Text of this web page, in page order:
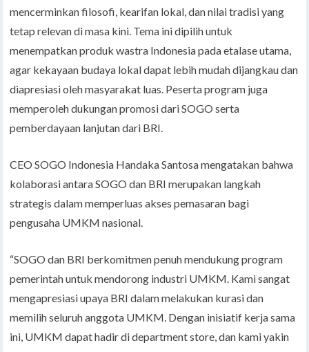
mencerminkan filosofi, kearifan lokal, dan nilai tradisi yang
tetap relevan di masa kini. Tema ini dipilih untuk
menempatkan produk wastra Indonesia pada etalase utama,
agar kekayaan budaya lokal dapat lebih mudah dijangkau dan
diapresiasi oleh masyarakat luas. Peserta program juga
memperoleh dukungan promosi dari SOGO serta
pemberdayaan lanjutan dari BRI.
CEO SOGO Indonesia Handaka Santosa mengatakan bahwa
kolaborasi antara SOGO dan BRI merupakan langkah
strategis dalam memperluas akses pemasaran bagi
pengusaha UMKM nasional.
“SOGO dan BRI berkomitmen penuh mendukung program
pemerintah untuk mendorong industri UMKM. Kami sangat
mengapresiasi upaya BRI dalam melakukan kurasi dan
memilih seluruh anggota UMKM. Dengan inisiatif kerja sama
ini, UMKM dapat hadir di department store, dan kami yakin